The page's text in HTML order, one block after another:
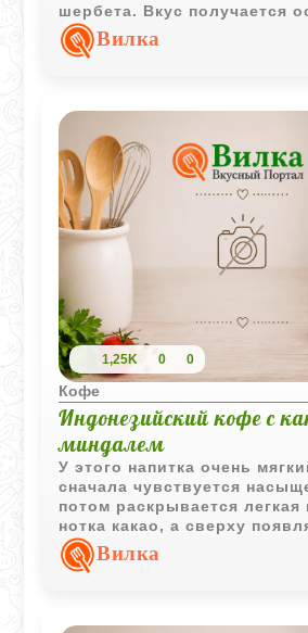
шербета. Вкус получается
лёгким и немного десертным.
Вилка
1,25K 0 0
Кофе
Индонезийский кофе с
миндалем
У этого напитка очень
сначала чувствуется
потом раскрывается легкая
нотка какао, а сверху
поджаренного миндаля или
крошки печенья. Такой кофе
чего-то уютного и
Вилка